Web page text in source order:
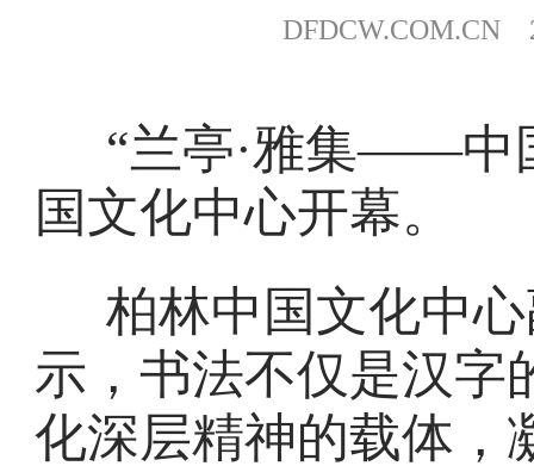
DFDCW.COM.CN
“兰亭·雅集——中
国文化中心开幕。
柏林中国文化中
示，书法不仅是汉字
化深层精神的载体，